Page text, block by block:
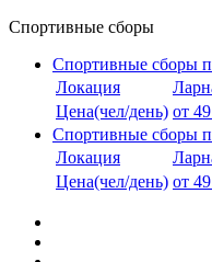
Спортивные сборы
Спортивные сборы
Локация
Цена(чел/день) от
Спортивные сборы
Локация
Цена(чел/день) от